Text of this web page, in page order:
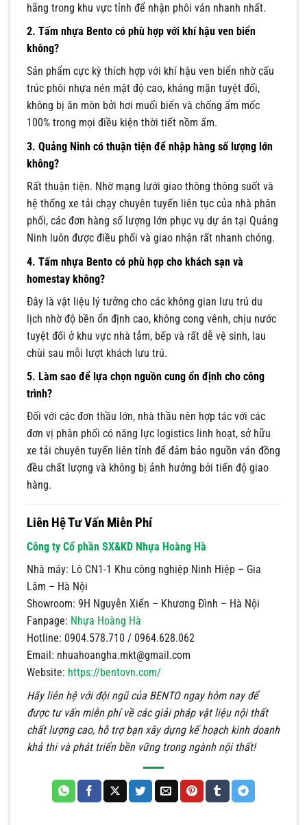
hãng trong khu vực tỉnh để nhận phôi ván nhanh nhất.
2. Tấm nhựa Bento có phù hợp với khí hậu ven biển
không?
Sản phẩm cực kỳ thích hợp với khí hậu ven biển nhờ cấu
trúc phôi nhựa nén mật độ cao, kháng mặn tuyệt đối,
không bị ăn mòn bởi hơi muối biển và chống ẩm mốc
100% trong mọi điều kiện thời tiết nồm ẩm.
3. Quảng Ninh có thuận tiện để nhập hàng số lượng lớn
không?
Rất thuận tiện. Nhờ mạng lưới giao thông thông suốt và
hệ thống xe tải chạy chuyên tuyến liên tục của nhà phân
phối, các đơn hàng số lượng lớn phục vụ dự án tại Quảng
Ninh luôn được điều phối và giao nhận rất nhanh chóng.
4. Tấm nhựa Bento có phù hợp cho khách sạn và
homestay không?
Đây là vật liệu lý tưởng cho các không gian lưu trú du
lịch nhờ độ bền ổn định cao, không cong vênh, chịu nước
tuyệt đối ở khu vực nhà tắm, bếp và rất dễ vệ sinh, lau
chùi sau mỗi lượt khách lưu trú.
5. Làm sao để lựa chọn nguồn cung ổn định cho công
trình?
Đối với các đơn thầu lớn, nhà thầu nên hợp tác với các
đơn vị phân phối có năng lực logistics linh hoạt, sở hữu
xe tải chuyên tuyến liên tỉnh để đảm bảo nguồn ván đồng
đều chất lượng và không bị ảnh hưởng bởi tiến độ giao
hàng.
Liên Hệ Tư Vấn Miễn Phí
Công ty Cổ phần SX&KD Nhựa Hoàng Hà
Nhà máy: Lô CN1-1 Khu công nghiệp Ninh Hiệp – Gia
Lâm – Hà Nội
Showroom: 9H Nguyễn Xiển – Khương Đình – Hà Nội
Fanpage: Nhựa Hoàng Hà
Hotline: 0904.578.710 / 0964.628.062
Email: nhuahoangha.mkt@gmail.com
Website: https://bentovn.com/
Hãy liên hệ với đội ngũ của BENTO ngay hôm nay để
được tư vấn miễn phí về các giải pháp vật liệu nội thất
chất lượng cao, hỗ trợ bạn xây dựng kế hoạch kinh doanh
khả thi và phát triển bền vững trong ngành nội thất!